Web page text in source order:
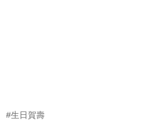
#生日賀壽